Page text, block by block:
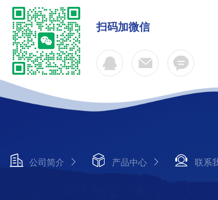
扫码加微信
公司简介 产品中心 联系